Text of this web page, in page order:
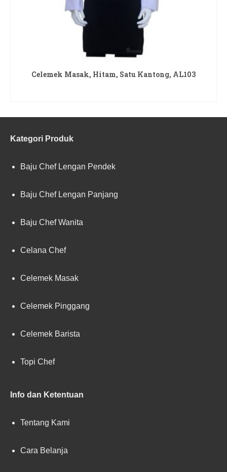
Celemek Masak, Hitam, Satu Kantong, AL103
Kategori Produk
Baju Chef Lengan Pendek
Baju Chef Lengan Panjang
Baju Chef Wanita
Celana Chef
Celemek Masak
Celemek Pinggang
Celemek Barista
Topi Chef
Info dan Ketentuan
Tentang Kami
Cara Belanja